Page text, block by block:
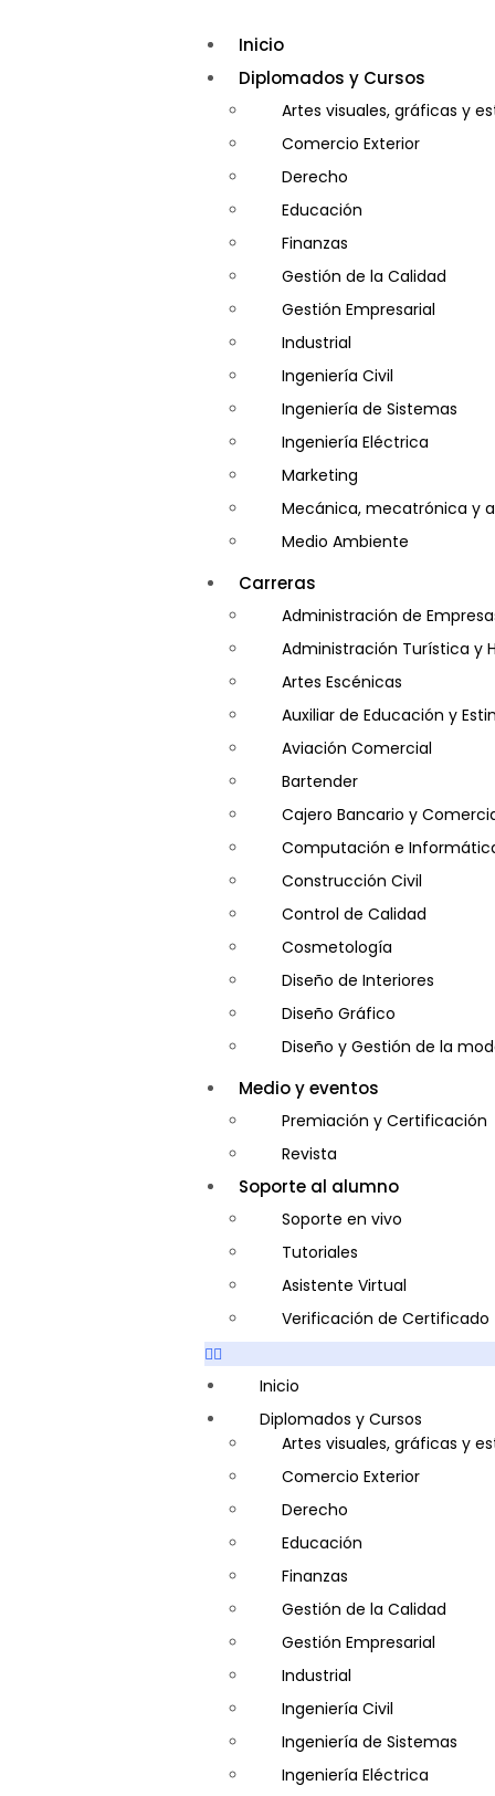
Inicio
Diplomados y Cursos
Artes visuales, gráficas y
Comercio Exterior
Derecho
Educación
Finanzas
Gestión de la Calidad
Gestión Empresarial
Industrial
Ingeniería Civil
Ingeniería de Sistemas
Ingeniería Eléctrica
Marketing
Mecánica, mecatrónica y
Medio Ambiente
Minería e Hidrocarburos
Salud y Psicología
Seguridad
Carreras
Administración de
Administración Turística y
Artes Escénicas
Auxiliar de Educación y
Aviación Comercial
Bartender
Cajero Bancario y
Computación e
Construcción Civil
Control de Calidad
Cosmetología
Diseño de Interiores
Diseño Gráfico
Diseño y Gestión de la
Entrenador Personal y
Gastronomía
Gestor de Crédito y
Guía de Turismo
Inglés Americano
Marketing y Publicidad
Medio Ambiente y Seguridad
Plataforma Bancaria y
Secretaria Corporativo
Telemarketing
Ventas de Productos y
Visitador Médico
Medio y eventos
Premiación y Certificación
Revista
Soporte al alumno
Soporte en vivo
Tutoriales
Asistente Virtual
Verificación de Certificado
Inicio
Diplomados y Cursos
Artes visuales, gráficas y
Comercio Exterior
Derecho
Educación
Finanzas
Gestión de la Calidad
Gestión Empresarial
Industrial
Ingeniería Civil
Ingeniería de Sistemas
Ingeniería Eléctrica